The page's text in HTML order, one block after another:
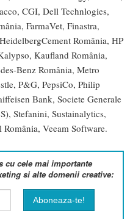
CGI, Dell Technlogies,
FarmaVet, Finastra,
România, HP
Kaufland România,
Benz România, Metro
P&G, PepsiCo, Philip
Bank, Societe Generale
Stefanini, Sustainalytics,
Veeam Software.
cu cele mai importante
si alte domenii creative: